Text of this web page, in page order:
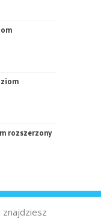
rozszerzony